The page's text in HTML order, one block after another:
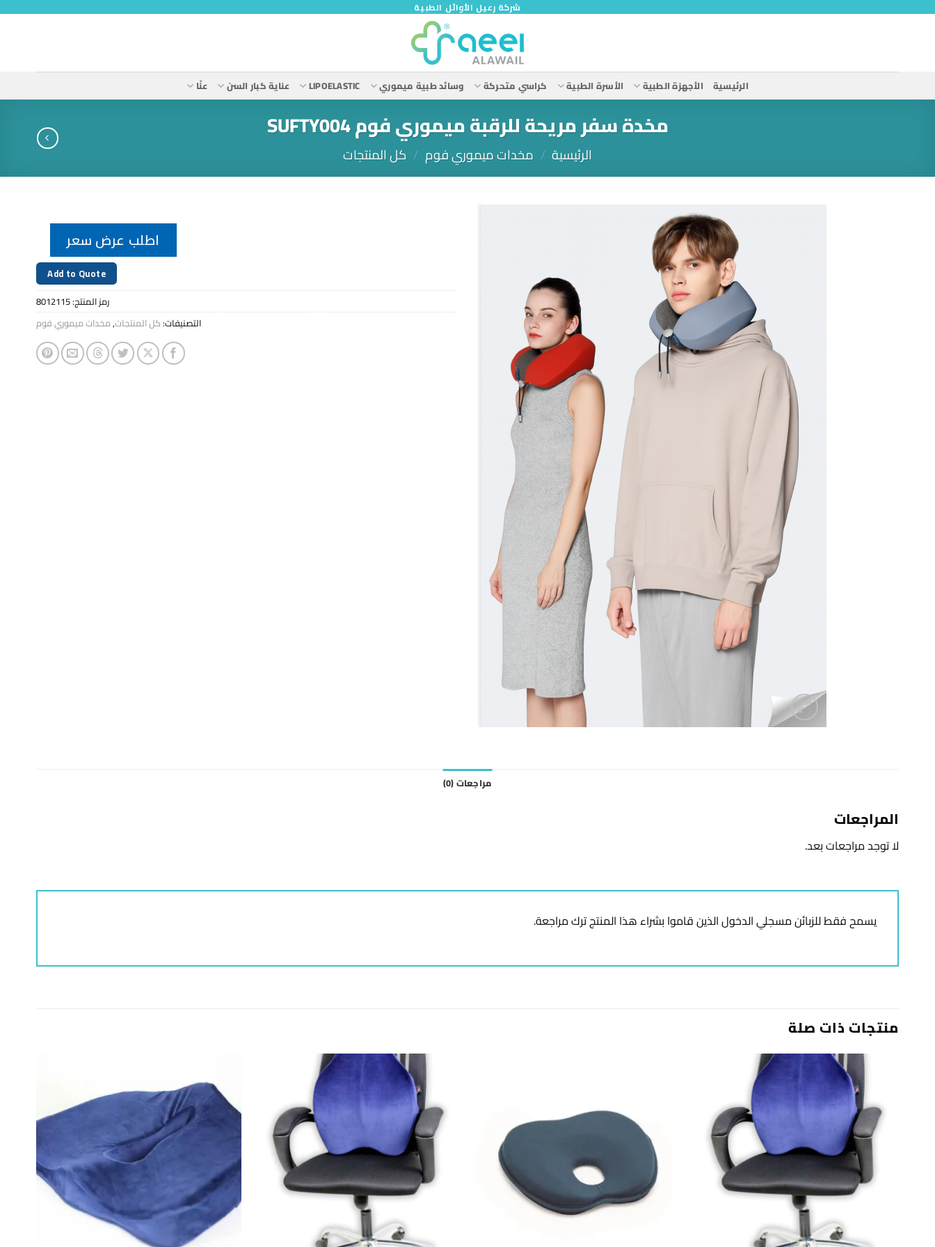
شركة رعيل الأوائل الطبية
الرئيسية الأجهزة الطبية الأسرة الطبية كراسي متحركة وسائد طبية ميموري LIPOELASTIC عناية كبار السن عنّا
مخدة سفر مريحة للرقبة ميموري فوم SUFTY004
الرئيسية / مخدات ميموري فوم / كل المنتجات
اطلب عرض سعر
Add to Quote
رمز المنتج:8012115
التصنيفات:كل المنتجات,مخدات ميموري فوم
مراجعات (0)
المراجعات
لا توجد مراجعات بعد.
يسمح فقط للزبائن مسجلي الدخول الذين قاموا بشراء هذا المنتج ترك مراجعة.
منتجات ذات صلة